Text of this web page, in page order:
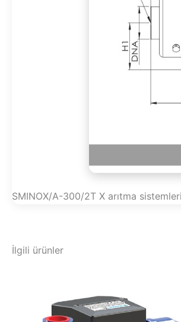
SMINOX/A-300/2T X arıtma
İlgili ürünler